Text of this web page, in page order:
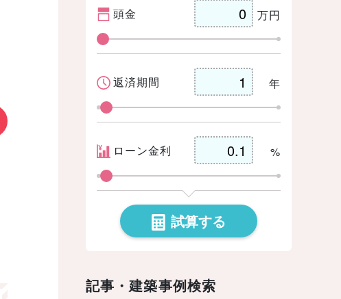
頭金 万円
返済期間 年
ローン金利 %
試算する
記事・建築事例検索